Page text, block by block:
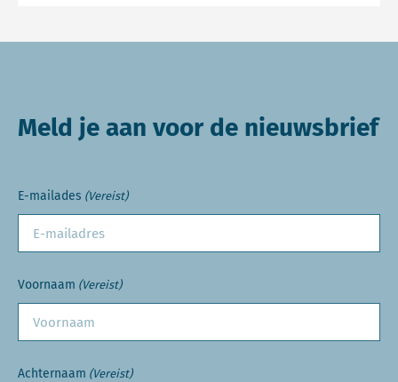
Meld je aan voor de nieuwsbrief
E-mailades (Vereist)
Voornaam (Vereist)
Achternaam (Vereist)